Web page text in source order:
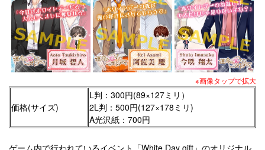
※画像タップで拡大
価格(サイズ)
L判：300円(89×127ミリ）
2L判：500円(127×178ミリ)
A光沢紙：700円
ゲーム内で行われているイベント「White Day gift」のオリジナル